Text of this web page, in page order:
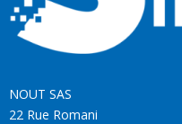
NOUT SAS
22 Rue Romani